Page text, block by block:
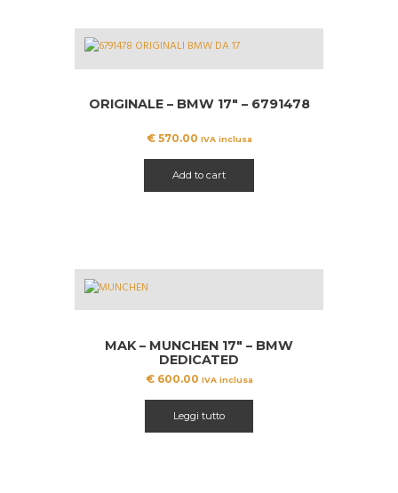
ORIGINALE – BMW 17″ – 6791478
€570.00 IVA inclusa
Add to cart
MAK – MUNCHEN 17″ – BMW
DEDICATED
€600.00 IVA inclusa
Leggi tutto